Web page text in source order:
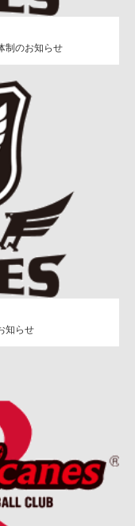
制のお知らせ
知らせ